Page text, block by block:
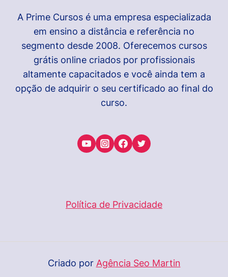
A Prime Cursos é uma empresa especializada
em ensino a distância e referência no
segmento desde 2008. Oferecemos cursos
grátis online criados por profissionais
altamente capacitados e você ainda tem a
opção de adquirir o seu certificado ao final do
curso.
Política de Privacidade
Criado por Agência Seo Martin